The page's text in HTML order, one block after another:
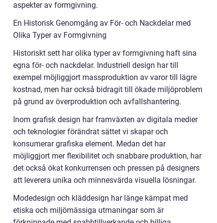
aspekter av formgivning.
En Historisk Genomgång av För- och Nackdelar med
Olika Typer av Formgivning
Historiskt sett har olika typer av formgivning haft sina
egna för- och nackdelar. Industriell design har till
exempel möjliggjort massproduktion av varor till lägre
kostnad, men har också bidragit till ökade miljöproblem
på grund av överproduktion och avfallshantering.
Inom grafisk design har framväxten av digitala medier
och teknologier förändrat sättet vi skapar och
konsumerar grafiska element. Medan det har
möjliggjort mer flexibilitet och snabbare produktion, har
det också ökat konkurrensen och pressen på designers
att leverera unika och minnesvärda visuella lösningar.
Modedesign och kläddesign har länge kämpat med
etiska och miljömässiga utmaningar som är